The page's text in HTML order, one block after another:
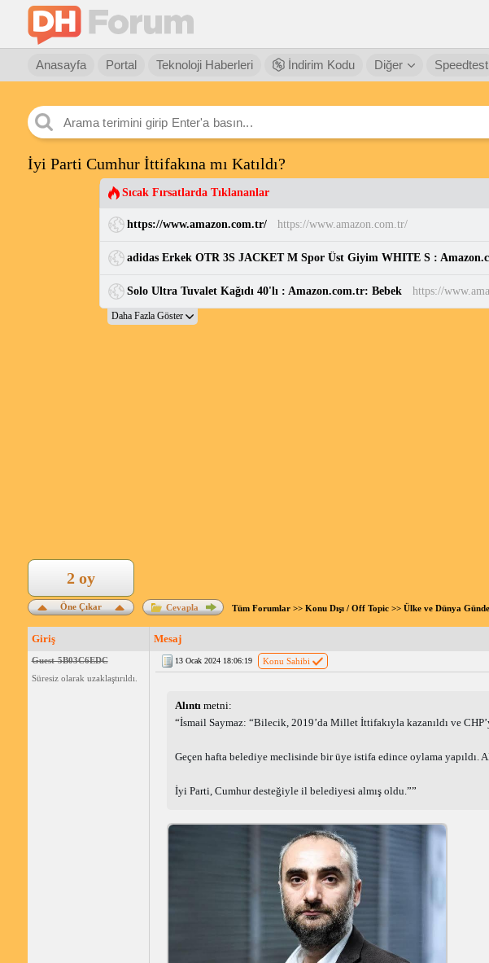
Anasayfa Portal Teknoloji Haberleri İndirim Kodu Diğer Speedtest
İyi Parti Cumhur İttifakına mı Katıldı?
Sıcak Fırsatlarda Tıklananlar
https://www.amazon.com.tr/ https://www.amazon.com.tr/
adidas Erkek OTR 3S JACKET M Spor Üst Giyim WHITE S :
Solo Ultra Tuvalet Kağıdı 40'lı : Amazon.com.tr: Bebek https://
Öne Çıkar
2 oy
Cevapla Tüm Forumlar>> Konu Dışı / Off Topic>> Ülke ve Dünya
Giriş Mesaj
Guest-5B03C6EDC
Süresiz olarak uzaklaştırıldı.
13 Ocak 2024 18:06:19 Konu Sahibi
Alıntı metni:
İsmail Saymaz: “Bilecik, 2019’da Millet İttifakıyla kazanıldı ve
Geçen hafta belediye meclisinde bir üye istifa edince oylama
İyi Parti, Cumhur desteğiyle il belediyesi almış oldu.”